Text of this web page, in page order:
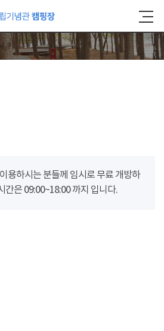
용하시는 분들께 임시로 무료 개방하
간은 09:00~18:00 까지 입니다.